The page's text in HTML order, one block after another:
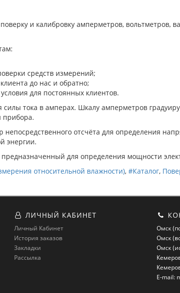
и калибровку амперметров, вольтметров,
средств измерений;
до нас и обратно;
для постоянных клиентов.
тока в амперах. Шкалу амперметров
прибора.
отсчёта для определения
энергии.
для определения мощности
относительной влажности), #Каталог,
ЛИЧНЫЙ КАБИНЕТ
Личный Кабинет
История заказов
Закладки
Рассылка
Омск
Омск
Омск
E-mail: